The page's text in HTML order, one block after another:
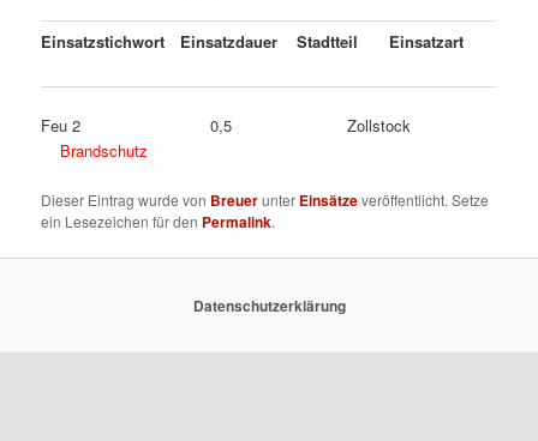
Einsatzstichwort Einsatzdauer Stadtteil Einsatzart
Feu 2 0,5 Zollstock
Brandschutz
Dieser Eintrag wurde von Breuerunter Einsätzeveröffentlicht. Setze
ein Lesezeichen für den Permalink.
Datenschutzerklärung